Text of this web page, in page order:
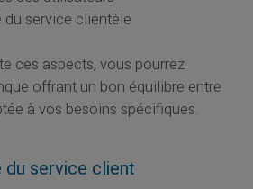
service clientèle
ces aspects, vous pourrez
offrant un bon équilibre entre
à vos besoins spécifiques.
du service client